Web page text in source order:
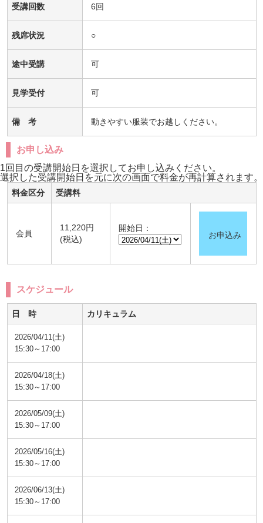
受講回数 6回
残席状況 ○
途中受講 可
見学受付 可
備 考 動きやすい服装でお越しください。
お申し込み
1回目の受講開始日を選択してお申し込みください。
選択した受講開始日を元に次の画面で料金が再計算されます。
料金区分 受講料
会員
11,220円
(税込)
開始日：
お申込み
スケジュール
日 時 カリキュラム
2026/04/11(土)
15:30～17:00
2026/04/18(土)
15:30～17:00
2026/05/09(土)
15:30～17:00
2026/05/16(土)
15:30～17:00
2026/06/13(土)
15:30～17:00